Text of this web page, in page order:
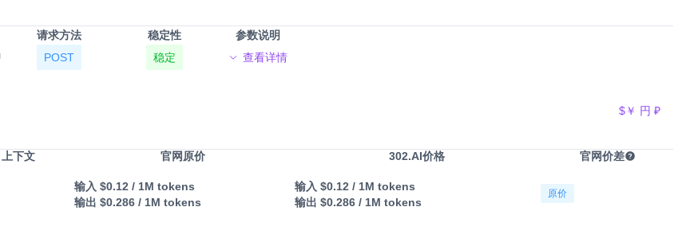
请求方法 稳定性
参数说明
POST 稳定 查看详情
$￥ 円 ₽
上下文 官网原价 302.AI价格 官网价差
输入 $0.12 / 1M tokens
输出 $0.286 / 1M tokens
输入 $0.12 / 1M tokens
输出 $0.286 / 1M tokens
原价